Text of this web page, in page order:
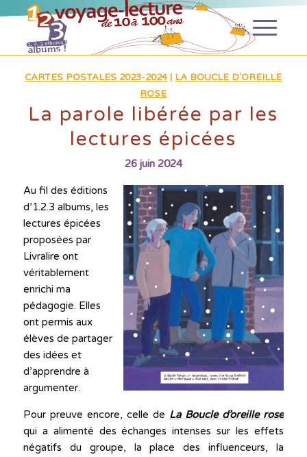
CARTES POSTALES 2023-2024
LA BOUCLE D'OREILLE
ROSE
La parole libérée par les
lectures épicées
26 juin 2024
Au fil des éditions
d’1.2.3 albums, les
lectures épicées
proposées par
Livralire ont
véritablement
enrichi ma
pédagogie. Elles
ont permis aux
élèves de partager
des idées et
d’apprendre à
argumenter.
Pour preuve encore, celle de La Boucle d’oreille rose
qui a alimenté des échanges intenses sur les effets
négatifs du groupe, la place des influenceurs, la